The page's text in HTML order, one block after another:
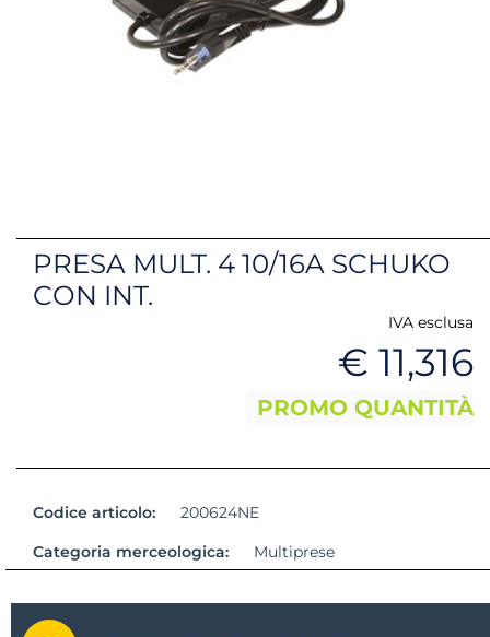
PRESA MULT. 4 10/16A SCHUKO
CON INT.
IVA esclusa
€ 11,316
PROMO QUANTITÀ
Codice articolo:
200624NE
Categoria merceologica:
Multiprese